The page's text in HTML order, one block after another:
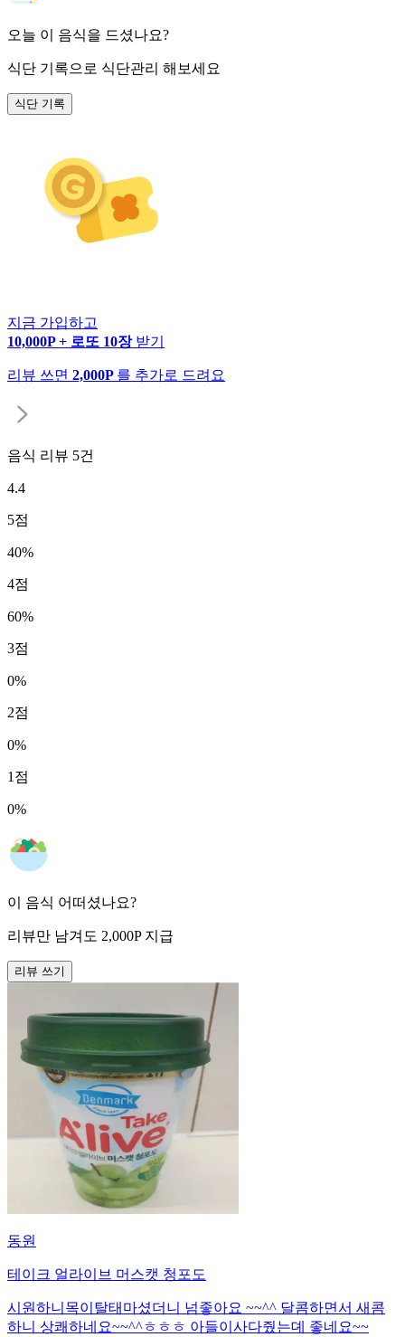
오늘 이 음식을 드셨나요?
식단 기록으로 식단관리 해보세요
식단 기록
지금 가입하고
10,000P + 로또 10장 받기
리뷰 쓰면 2,000P 를 추가로 드려요
음식 리뷰 5건
4.4
5점
40%
4점
60%
3점
0%
2점
0%
1 점
0%
이 음식 어떠셨나요?
리뷰만 남겨도 2,000P 지급
리뷰 쓰기
동원
테이크 얼라이브 머스캣 청포도
시원하니목이탈태마셨더니 넘좋아요 ~~^^ 달콤하면서 새콤
하니 상쾌하네요~~^^ㅎㅎㅎ 아들이사다줬는뎨 좋네요~~